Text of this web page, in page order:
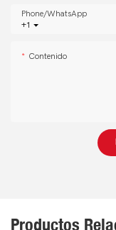
+1
Phone/whatsApp
Contenido
Productos